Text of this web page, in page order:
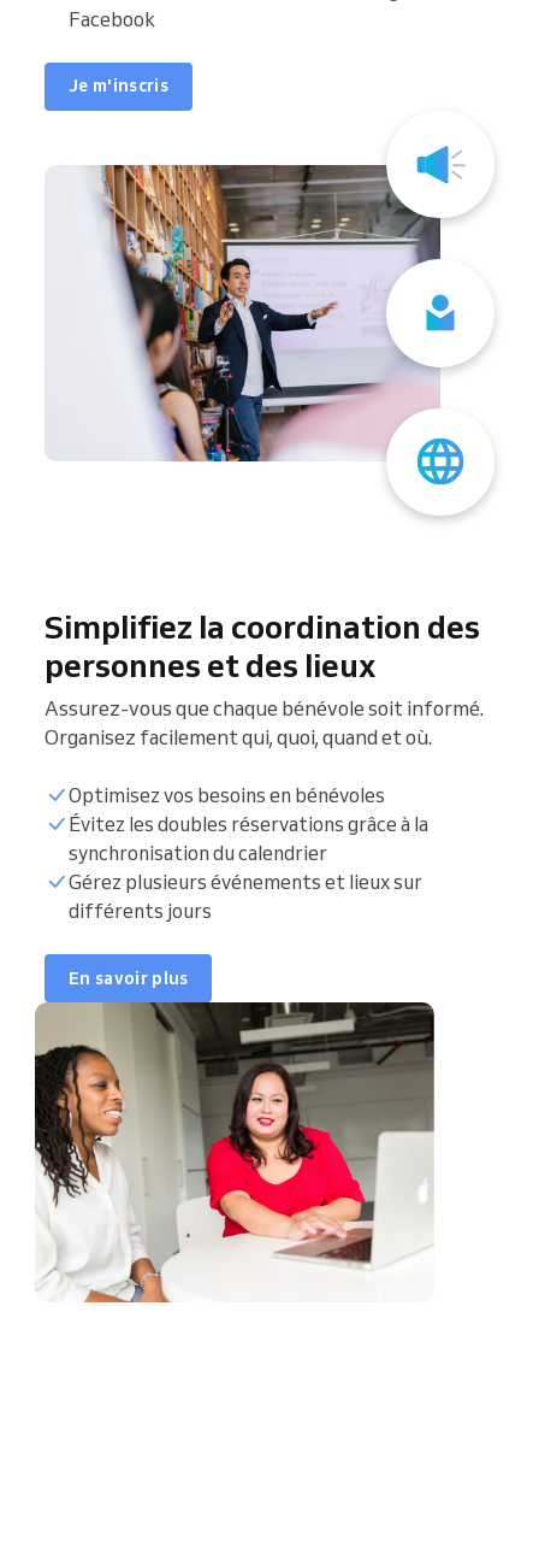
Facebook
Je m'inscris
Événements à venir
d'événements
Simplifiez la coordination des
personnes et des lieux
Assurez-vous que chaque bénévole soit informé.
Organisez facilement qui, quoi, quand et où.
Optimisez vos besoins en bénévoles
Évitez les doubles réservations grâce à la
synchronisation du calendrier
Gérez plusieurs événements et lieux sur
différents jours
En savoir plus